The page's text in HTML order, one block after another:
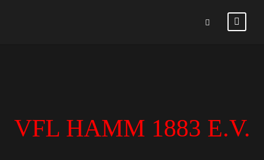
VFL HAMM 1883 E.V.